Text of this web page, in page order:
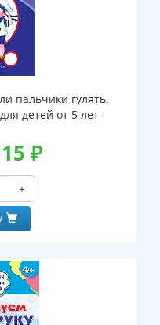
пальчики гулять.
детей от 5 лет
₽
+